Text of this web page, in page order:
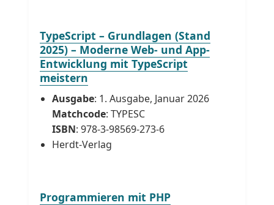
TypeScript – Grundlagen (Stand
2025) – Moderne Web- und App-
Entwicklung mit TypeScript
meistern
Ausgabe: 1. Ausgabe, Januar 2026
Matchcode: TYPESC
ISBN: 978-3-98569-273-6
Herdt-Verlag
Programmieren mit PHP